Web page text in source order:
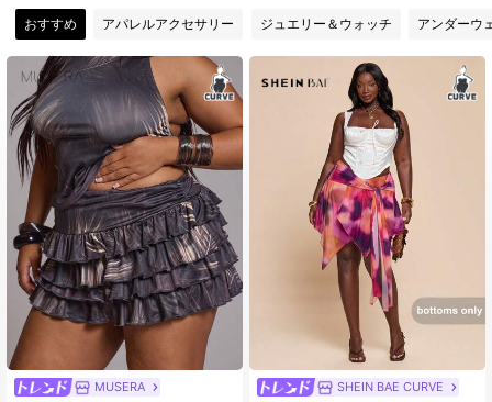
4.90 1.2K フォロワー
4.90 1.2K フォロワー
4.90 1.2K フォロワー
4.90 1.2K フォロワー
おすすめ アパレルアクセサリー ジュエリー＆ウォッチ アンダーウ
MUSERA SHEIN BAE CURVE